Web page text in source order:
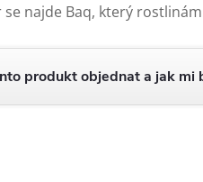
se najde Baq, který
produkt objednat a jak mi